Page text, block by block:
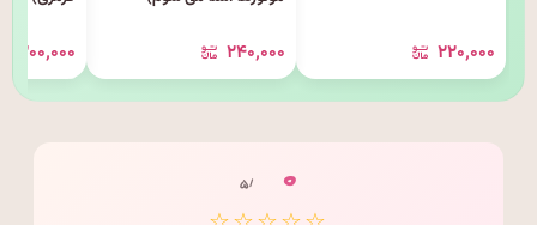
۲۲۰٬۰۰۰ ۲۴۰٬۰۰۰ ۳۰۰٬۰۰۰
۰ / ۵